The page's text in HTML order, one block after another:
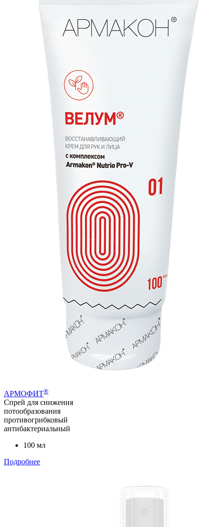
АРМОФИТ®
Спрей для снижения
потообразования
противогрибковый
антибактериальный
100 мл
Подробнее